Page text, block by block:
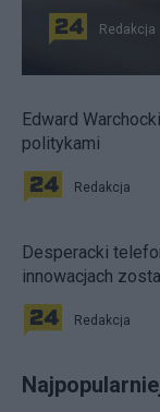
Redakcja
Edward
politykami
Redakcja
Desperacki
innowacjach
Redakcja